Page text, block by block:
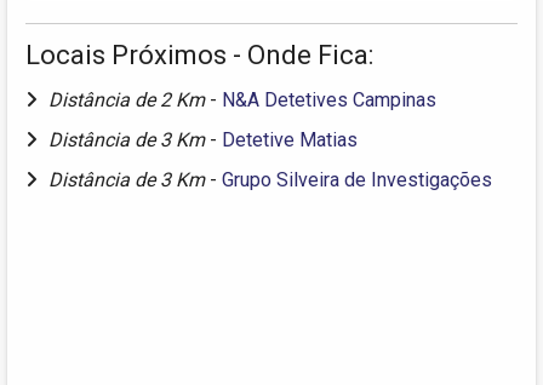
Locais Próximos - Onde Fica:
Distância de 2 Km - N&A Detetives Campinas
Distância de 3 Km - Detetive Matias
Distância de 3 Km - Grupo Silveira de Investigações